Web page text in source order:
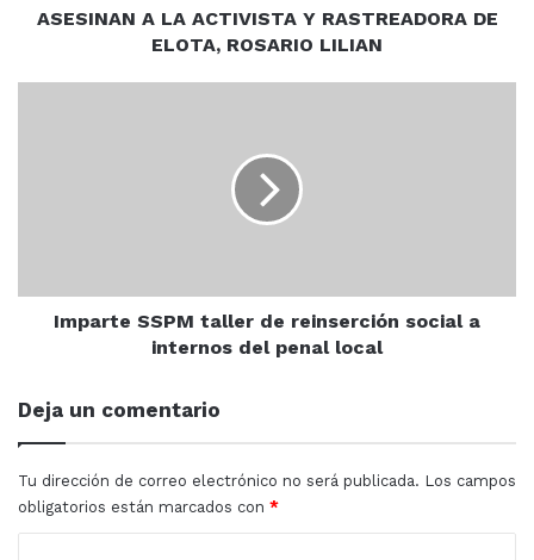
barda está a punto de colapsar.
Hay que derrumbarla y levantarla
LILIAN
ASESINAN A LA ACTIVISTA Y RASTREADORA DE
ELOTA, ROSARIO LILIAN
del
penalImparte SSPM taller de reinserción social a
internos del penal local
Deja un comentario
Tu dirección de correo electrónico no será publicada. Los campos
obligatorios están marcados con *